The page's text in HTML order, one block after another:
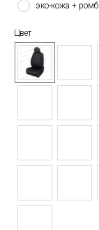
эко-кожа + ромб
Цвет